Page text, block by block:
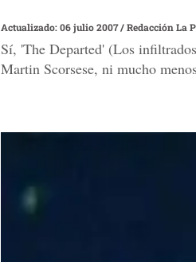
Actualizado: 06 julio 2007/Redacción La
Sí, 'The Departed' (Los
Martin Scorsese, ni mucho